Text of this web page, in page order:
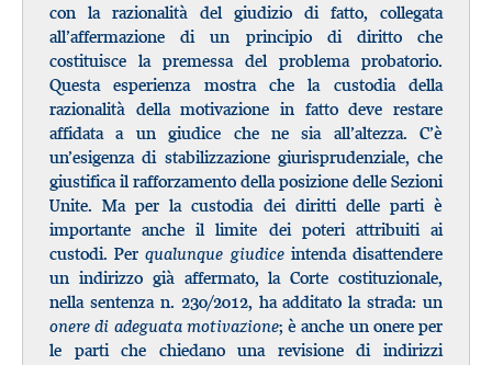
con la razionalità del giudizio di fatto, collegata
all’affermazione di un principio di diritto che
costituisce la premessa del problema probatorio.
Questa esperienza mostra che la custodia della
razionalità della motivazione in fatto deve restare
affidata a un giudice che ne sia all’altezza. C’è
un’esigenza di stabilizzazione giurisprudenziale, che
giustifica il rafforzamento della posizione delle Sezioni
Unite. Ma per la custodia dei diritti delle parti è
importante anche il limite dei poteri attribuiti ai
custodi. Perqualunque giudiceintenda disattendere
un indirizzo già affermato, la Corte costituzionale,
nella sentenza n. 230/2012, ha additato la strada: un
onere di adeguata motivazione; è anche un onere per
le parti che chiedano una revisione di indirizzi